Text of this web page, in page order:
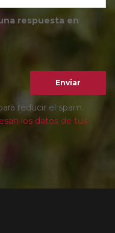
respuesta en
reducir el spam.
los datos de tus